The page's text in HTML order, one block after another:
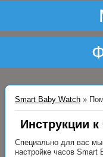
Smart Baby Watch »
Инструкции
Специально для вас
настройке часов Smart